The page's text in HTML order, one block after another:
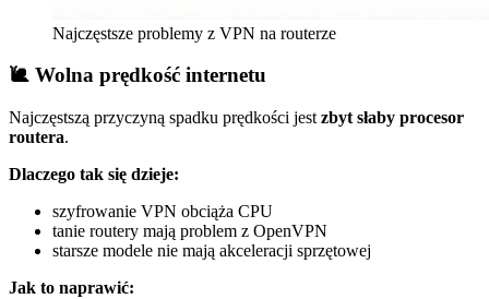
Najczęstsze problemy z VPN na routerze
🐌 Wolna prędkość internetu
Najczęstszą przyczyną spadku prędkości jest zbyt słaby procesor
routera.
Dlaczego tak się dzieje:
szyfrowanie VPN obciąża CPU
tanie routery mają problem z OpenVPN
starsze modele nie mają akceleracji sprzętowej
Jak to naprawić: